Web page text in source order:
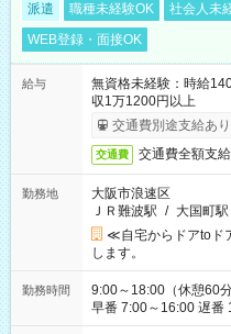
派遣 職種未経験OK 社会人未
WEB登録・面接OK
給与
無資格未経験：時給
収1万1200円以上
交通費別途支給あり
交通費 交通費全額支給
勤務地
大阪市浪速区
ＪＲ難波駅 / 大国町駅
≪自宅からドアtoド
します。
勤務時間
9:00～18:00（休憩60分） ■ご希望があれば下記シフト
早番 7:00～16:00 遅番
と休みを合わせたい」